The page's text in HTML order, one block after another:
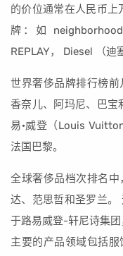
的价位通常在人民币上
牌：如
REPLAY， Diesel （迪
世界奢侈品牌排行榜前
香奈儿、阿玛尼、巴宝
易·威登（Louis
法国巴黎。
全球奢侈品档次排名
达、范思哲和圣罗兰。
于路易威登-轩尼诗集
主要的产品领域包括